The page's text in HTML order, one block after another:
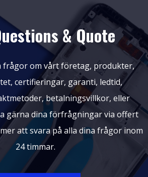
& Quote
frågor om vårt företag, produkter,
certifieringar, garanti, ledtid,
betalningsvillkor, eller
gärna dina förfrågningar via offert
att svara på alla dina frågor inom
24 timmar.